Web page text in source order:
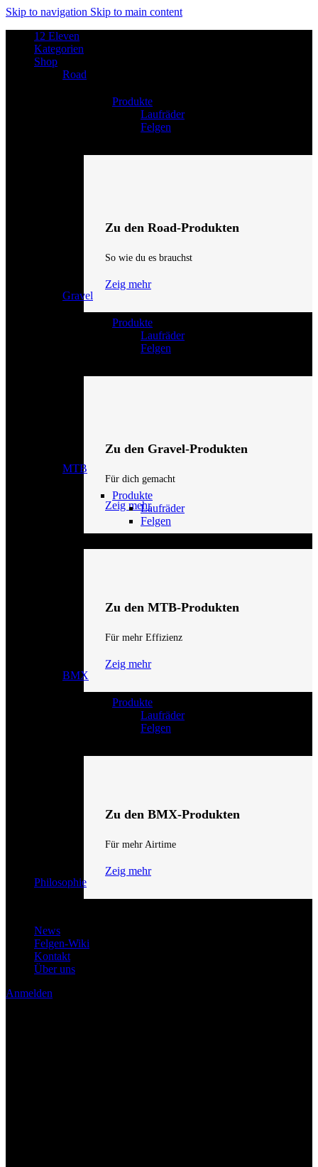
Skip to navigation Skip to main content
12 Eleven
Kategorien
Shop
Road
Produkte
Laufräder
Felgen
Zu den Road-Produkten
So wie du es brauchst
Zeig mehr
Gravel
Produkte
Laufräder
Felgen
Zu den Gravel-Produkten
Für dich gemacht
Zeig mehr
MTB
Produkte
Laufräder
Felgen
Zu den MTB-Produkten
Für mehr Effizienz
Zeig mehr
BMX
Produkte
Laufräder
Felgen
Zu den BMX-Produkten
Für mehr Airtime
Zeig mehr
Philosophie
News
Felgen-Wiki
Kontakt
Über uns
Anmelden